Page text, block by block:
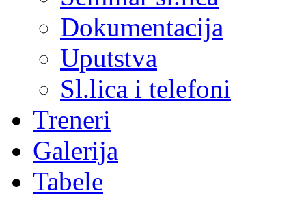
Dokumentacija
Uputstva
Sl.lica i telefoni
Treneri
Galerija
Tabele